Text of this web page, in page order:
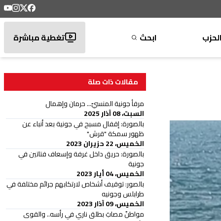
الحزب ابحث تغطية مباشرة
مقالات ذات صلة
مرفأ جونية المنسيّ... حرمان وإهمال
السبت، 08 آذار 2025
بالصورة: إقفال مسبح في جونية بعد أنباء عن
ظهور سمكة "قرش"
الخميس، 22 حزيران 2023
بالصورة: حريق داخل غرفة وإسعاف فتاتين في
جونية
الخميس، 04 أيار 2023
بالصور: توقيف أشخاص لارتكابهم جرائم مختلفة في
طرابلس وجونيه
الخميس، 09 آذار 2023
مواطنٌ مصابُ بطلق ناري في رأسه.. والقوى